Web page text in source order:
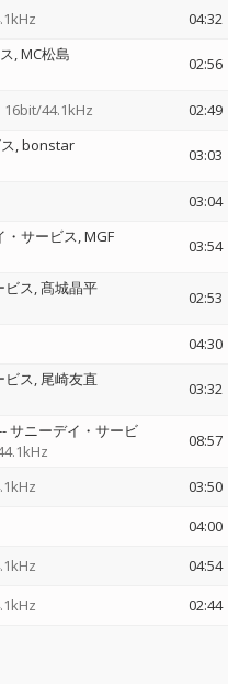
04:32
MC松島
02:56
44.1kHz 02:49
bonstar
03:03
03:04
・サービス MGF
03:54
ビス 髙城晶平
02:53
04:30
ビス 尾崎友直
03:32
サニーデイ・サービ
08:57
03:50
04:00
04:54
02:44